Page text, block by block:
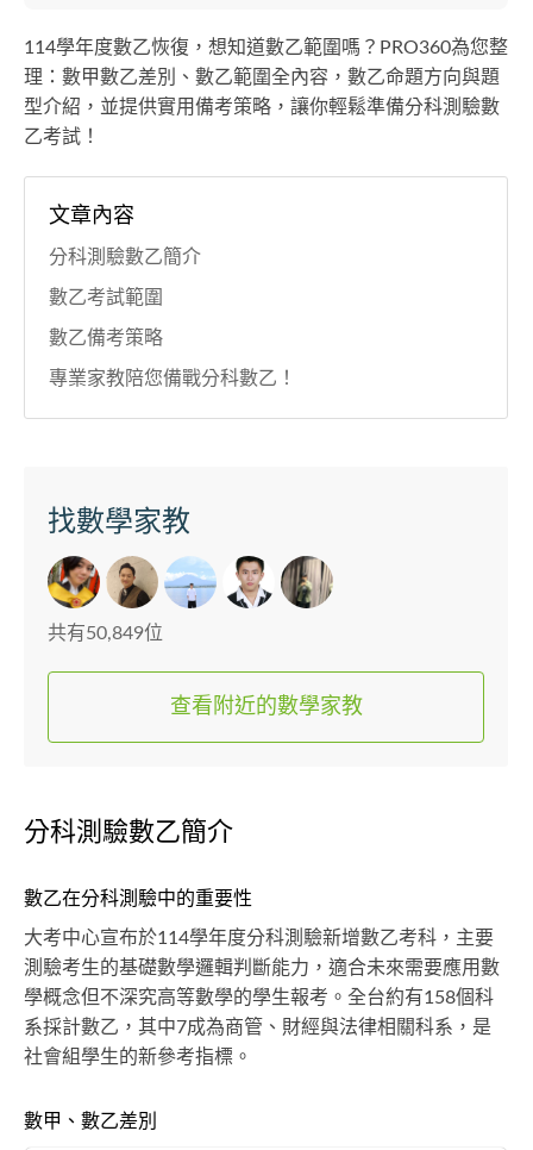
114學年度數乙恢復，想知道數乙範圍嗎？PRO360為您整
理：數甲數乙差別、數乙範圍全內容，數乙命題方向與題
型介紹，並提供實用備考策略，讓你輕鬆準備分科測驗數
乙考試！
文章內容
分科測驗數乙簡介
數乙考試範圍
數乙備考策略
專業家教陪您備戰分科數乙！
找數學家教
共有50,849位
查看附近的數學家教
分科測驗數乙簡介
數乙在分科測驗中的重要性
大考中心宣布於114學年度分科測驗新增數乙考科，主要
測驗考生的基礎數學邏輯判斷能力，適合未來需要應用數
學概念但不深究高等數學的學生報考。全台約有158個科
系採計數乙，其中7成為商管、財經與法律相關科系，是
社會組學生的新參考指標。
數甲、數乙差別